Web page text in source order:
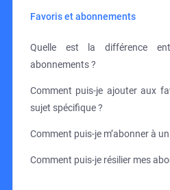
Favoris et abonnements
Quelle est la différence
abonnements ?
Comment puis-je ajouter aux
sujet spécifique ?
Comment puis-je m’abonner à
Comment puis-je résilier mes